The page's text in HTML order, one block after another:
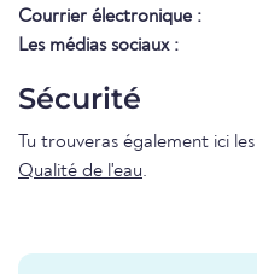
Courrier électronique :
Les médias sociaux :
Sécurité
Tu trouveras également ici
Qualité de l'eau.